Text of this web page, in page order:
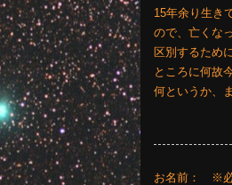
15年余り生き
ので、亡くな
区別するため
ところに何故
何というか、
お名前： ※